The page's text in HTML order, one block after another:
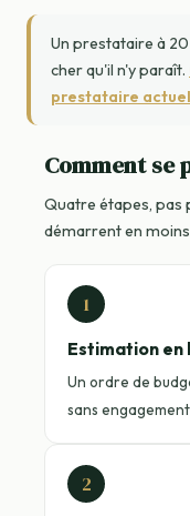
Un prestataire à
cher qu'il n'y paraît.
prestataire
Comment se
Quatre étapes, pas
démarrent en
1
Estimation en
Un ordre de
sans
2